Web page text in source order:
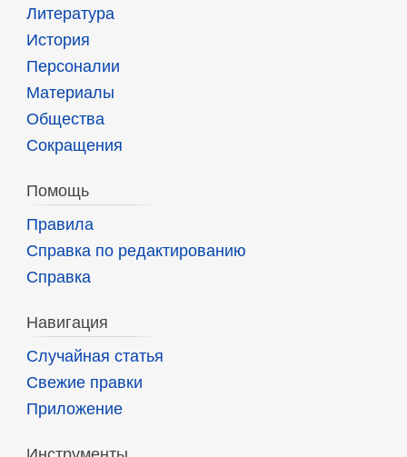
Литература
История
Персоналии
Материалы
Общества
Сокращения
Помощь
Правила
Справка по редактированию
Справка
Навигация
Случайная статья
Свежие правки
Приложение